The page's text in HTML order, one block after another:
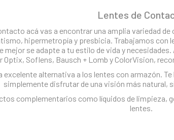
Lentes de
acá vas a encontrar una amplia variedad
hipermetropía y presbicia. Trabajamos con
mejor se adapte a tu estilo de vida y
Optix, Soflens, Bausch + Lomb y ColorVision,
excelente alternativa a los lentes con armazón.
simplemente disfrutar de una visión más natural,
complementarios como líquidos de limpieza,
lentes.